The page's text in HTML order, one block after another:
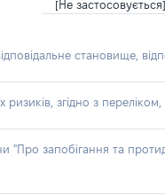
[Не застосовується]
становище,
згідно з
"Про запобігання та